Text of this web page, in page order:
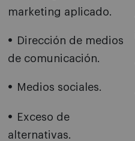
marketing aplicado.
Dirección de medios
de comunicación.
Medios sociales.
Exceso de
alternativas.